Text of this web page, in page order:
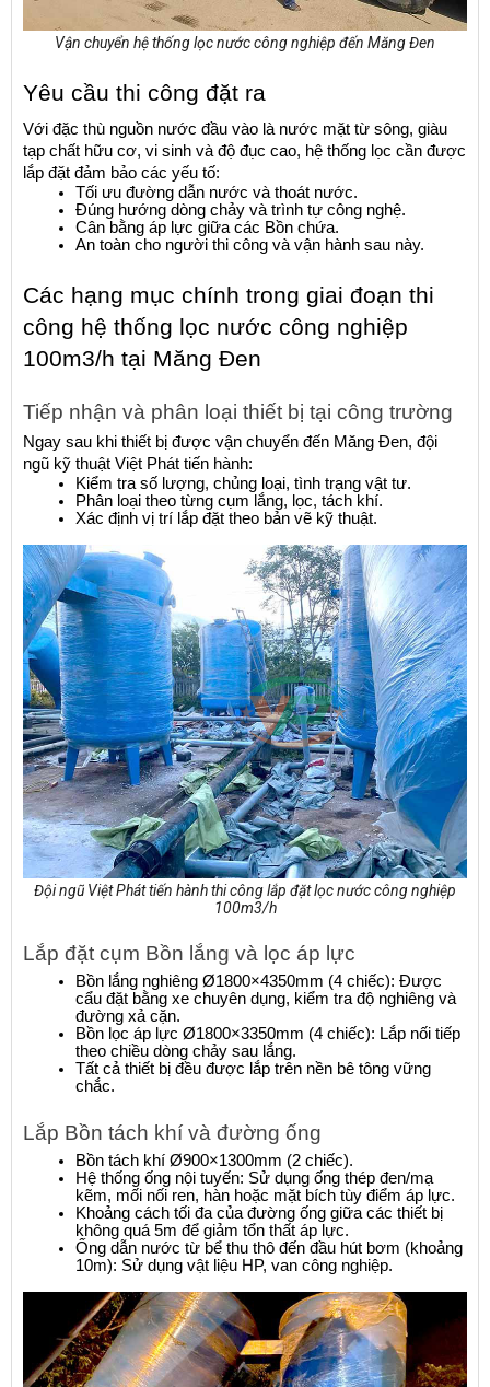
Vận chuyển hệ thống lọc nước công nghiệp đến Măng Đen
Yêu cầu thi công đặt ra
Với đặc thù nguồn nước đầu vào là nước mặt từ sông, giàu
tạp chất hữu cơ, vi sinh và độ đục cao, hệ thống lọc cần được
lắp đặt đảm bảo các yếu tố:
Tối ưu đường dẫn nước và thoát nước.
Đúng hướng dòng chảy và trình tự công nghệ.
Cân bằng áp lực giữa các Bồn chứa.
An toàn cho người thi công và vận hành sau này.
Các hạng mục chính trong giai đoạn thi
công hệ thống lọc nước công nghiệp
100m3/h tại Măng Đen
Tiếp nhận và phân loại thiết bị tại công trường
Ngay sau khi thiết bị được vận chuyển đến Măng Đen, đội
ngũ kỹ thuật Việt Phát tiến hành:
Kiểm tra số lượng, chủng loại, tình trạng vật tư.
Phân loại theo từng cụm lắng, lọc, tách khí.
Xác định vị trí lắp đặt theo bản vẽ kỹ thuật.
Đội ngũ Việt Phát tiến hành thi công lắp đặt lọc nước công nghiệp
100m3/h
Lắp đặt cụm Bồn lắng và lọc áp lực
Bồn lắng nghiêng Ø1800×4350mm (4 chiếc): Được
cẩu đặt bằng xe chuyên dụng, kiểm tra độ nghiêng và
đường xả cặn.
Bồn lọc áp lực Ø1800×3350mm (4 chiếc): Lắp nối tiếp
theo chiều dòng chảy sau lắng.
Tất cả thiết bị đều được lắp trên nền bê tông vững
chắc.
Lắp Bồn tách khí và đường ống
Bồn tách khí Ø900×1300mm (2 chiếc).
Hệ thống ống nội tuyến: Sử dụng ống thép đen/mạ
kẽm, mối nối ren, hàn hoặc mặt bích tùy điểm áp lực.
Khoảng cách tối đa của đường ống giữa các thiết bị
không quá 5m để giảm tổn thất áp lực.
Ống dẫn nước từ bể thu thô đến đầu hút bơm (khoảng
10m): Sử dụng vật liệu HP, van công nghiệp.